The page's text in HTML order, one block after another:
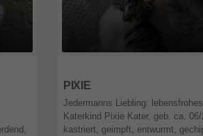
PIXIE
Jedermanns Liebling: lebensfrohes
Katerkind Pixie Kater, geb. ca. 06/
kastriert, geimpft, entwurmt,